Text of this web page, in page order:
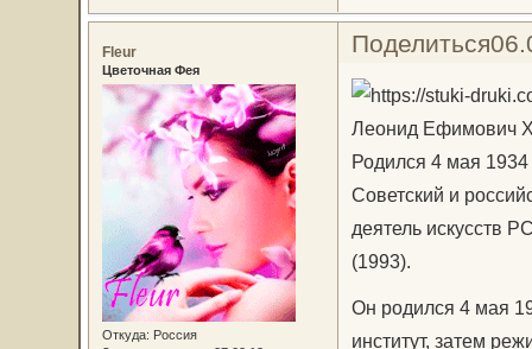
Поделиться
Fleur
Цветочная Фея
Откуда: Россия
Леонид Ефимович
Родился 4 мая
Советский и
деятель искусств
(1993).
Он родился 4 мая
институт, затем